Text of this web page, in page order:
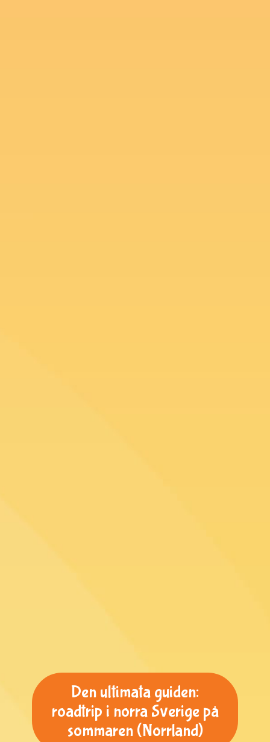
Den ultimata guiden:
roadtrip i norra Sverige på
sommaren (Norrland)